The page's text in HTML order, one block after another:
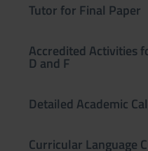
Tutor for Final Paper
Accredited Activities
D and F
Detailed Academic
Curricular Language